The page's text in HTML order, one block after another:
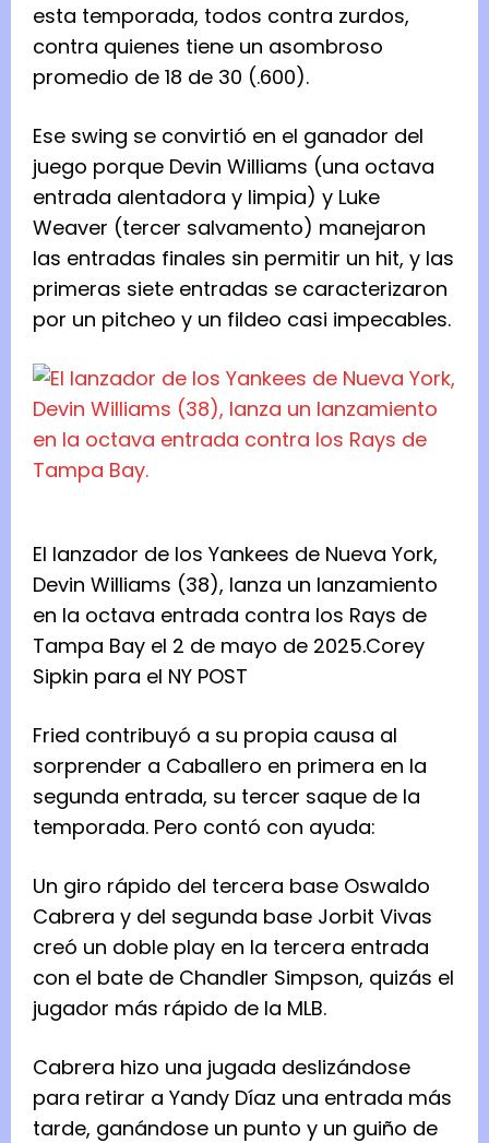
esta temporada, todos contra zurdos,
contra quienes tiene un asombroso
promedio de 18 de 30 (.600).
Ese swing se convirtió en el ganador del
juego porque Devin Williams (una octava
entrada alentadora y limpia) y Luke
Weaver (tercer salvamento) manejaron
las entradas finales sin permitir un hit, y las
primeras siete entradas se caracterizaron
por un pitcheo y un fildeo casi impecables.
El lanzador de los Yankees de Nueva York,
Devin Williams (38), lanza un lanzamiento
en la octava entrada contra los Rays de
Tampa Bay el 2 de mayo de 2025.Corey
Sipkin para el NY POST
Fried contribuyó a su propia causa al
sorprender a Caballero en primera en la
segunda entrada, su tercer saque de la
temporada. Pero contó con ayuda:
Un giro rápido del tercera base Oswaldo
Cabrera y del segunda base Jorbit Vivas
creó un doble play en la tercera entrada
con el bate de Chandler Simpson, quizás el
jugador más rápido de la MLB.
Cabrera hizo una jugada deslizándose
para retirar a Yandy Díaz una entrada más
tarde, ganándose un punto y un guiño de